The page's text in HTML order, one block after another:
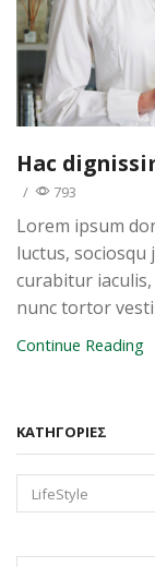
Hac
/ 793
Lorem ipsum
luctus,
curabitur
nunc tortor
Continue Reading
KΑΤΗΓΟΡΊΕΣ